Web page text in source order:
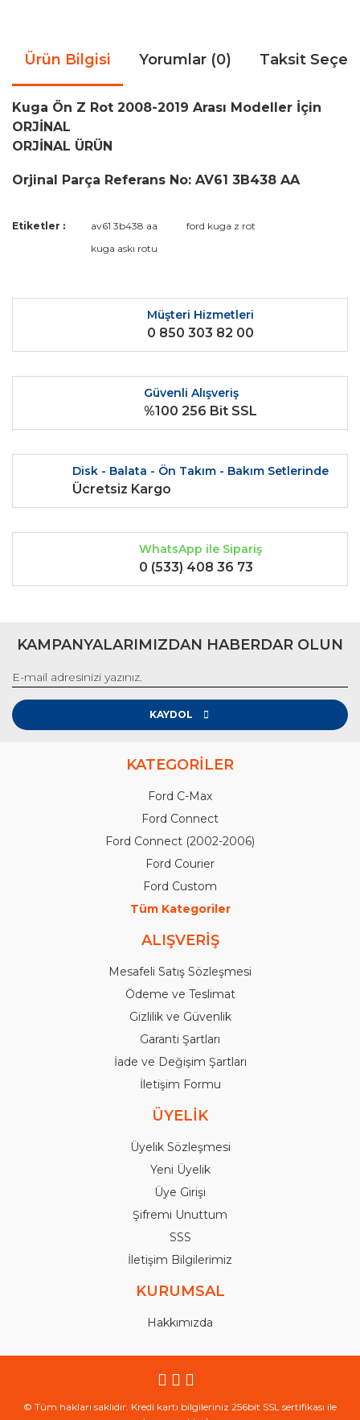
Ürün Bilgisi Yorumlar (0) Taksit
Kuga Ön Z Rot 2008-2019 Arası Modeller İçin
ORJİNAL
ORJİNAL ÜRÜN
Orjinal Parça Referans No: AV61 3B438 AA
Bu ürüne ilk yorumu siz yapın!
Yorum Yaz
Bu ürünün fiyat bilgisi, resim, ürün açıklamalarında ve diğer
kullanarak tarafımıza iletebilirsiniz.
Ürün resmi kalitesiz, bozuk veya görüntülenemiyor.
Ürün açıklamasında eksik bilgiler bulunuyor.
Ürün bilgilerinde hatalar bulunuyor.
Ürün fiyatı diğer sitelerden daha pahalı.
Bu ürüne benzer farklı alternatifler olmalı.
Gönder
Etiketler : av61 3b438 aa
ford kuga z rot
kuga askı rotu
Müşteri Hizmetleri
0 850 303 82 00
Güvenli Alışveriş
%100 256 Bit SSL
Disk - Balata - Ön Takım - Bakım Setlerinde
Ücretsiz Kargo
WhatsApp ile Sipariş
0 (533) 408 36 73
KAMPANYALARIMIZDAN HABERDAR OLUN
KAYDOL
KATEGORİLER
Ford C-Max
Ford Connect
Ford Connect (2002-2006)
Ford Courier
Ford Custom
Tüm Kategoriler
ALIŞVERİŞ
Mesafeli Satış Sözleşmesi
Ödeme ve Teslimat
Gizlilik ve Güvenlik
Garanti Şartları
İade ve Değişim Şartları
İletişim Formu
ÜYELİK
Üyelik Sözleşmesi
Yeni Üyelik
Üye Girişi
Şifremi Unuttum
SSS
İletişim Bilgilerimiz
KURUMSAL
Hakkımızda
© Tüm hakları saklıdır. Kredi kartı bilgileriniz 256bit SSL sertifikası ile